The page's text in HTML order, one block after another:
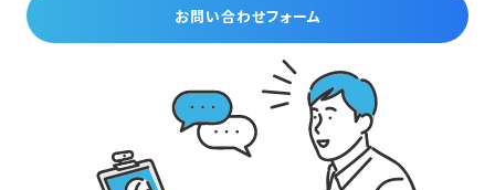
お問い合わせフォーム